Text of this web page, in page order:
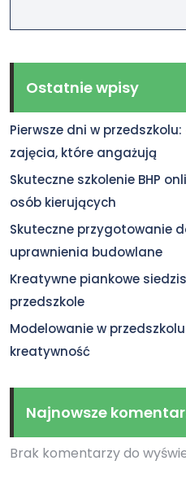
Ostatnie wpisy
Pierwsze dni w
zajęcia, które angażują
Skuteczne szkolenie BHP
osób kierujących
Skuteczne przygotowanie
uprawnienia budowlane
Kreatywne piankowe
przedszkole
Modelowanie w
kreatywność
Najnowsze
Brak komentarzy do